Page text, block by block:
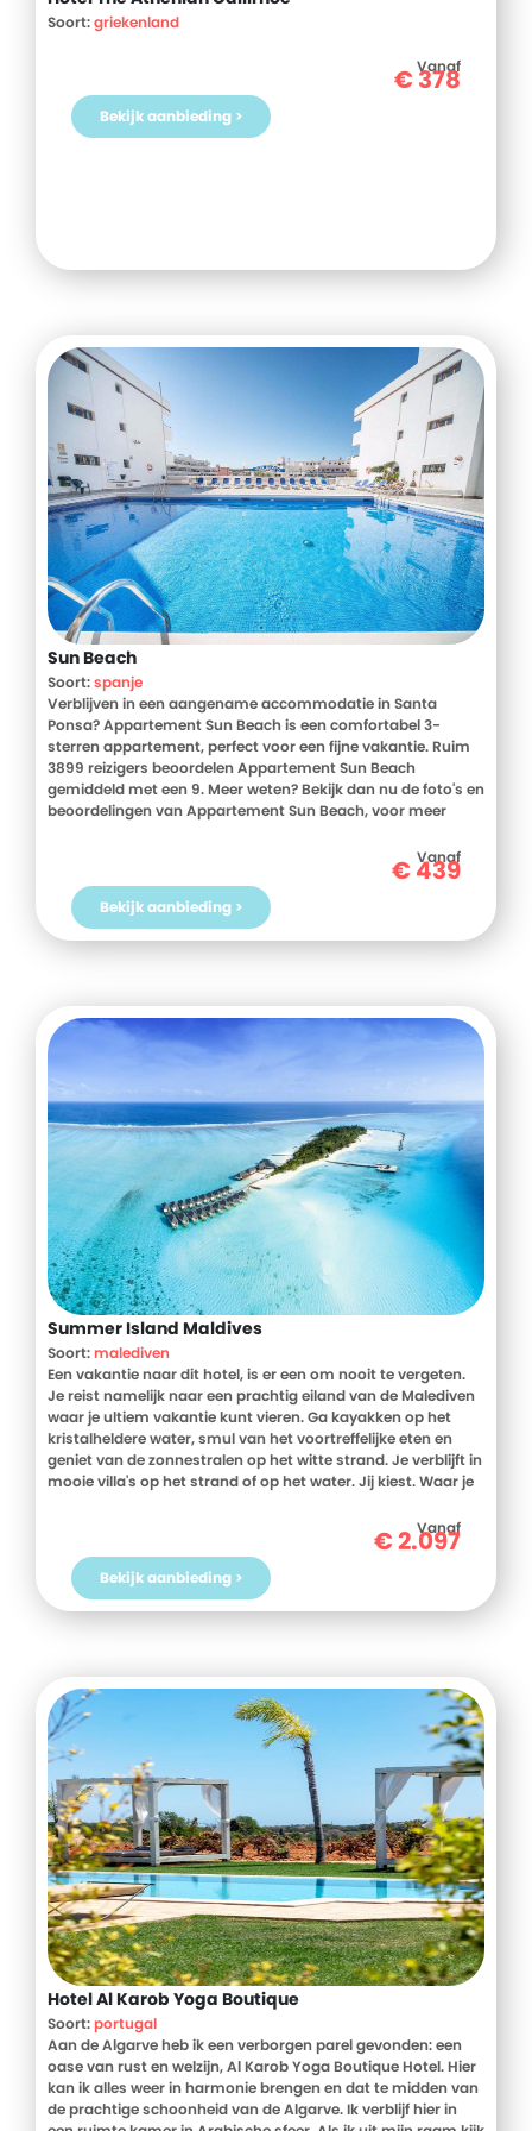
Soort:griekenland
Vanaf
€378
Bekijk aanbieding >
Sun Beach
Soort:spanje
Verblijven in een aangename accommodatie in Santa
Ponsa? Appartement Sun Beach is een comfortabel 3-
sterren appartement, perfect voor een fijne vakantie. Ruim
3899 reizigers beoordelen Appartement Sun Beach
gemiddeld met een 9. Meer weten? Bekijk dan nu de foto's en
beoordelingen van Appartement Sun Beach, voor meer
Boek jouw vakantie naar Appartement Sun Beach vandaag
Vanaf
€439
Bekijk aanbieding >
Summer Island Maldives
Soort:malediven
Een vakantie naar dit hotel, is er een om nooit te vergeten.
Je reist namelijk naar een prachtig eiland van de Malediven
waar je ultiem vakantie kunt vieren. Ga kayakken op het
kristalheldere water, smul van het voortreffelijke eten en
geniet van de zonnestralen op het witte strand. Je verblijft in
mooie villa's op het strand of op het water. Jij kiest. Waar je
de Malediven. Maak je klaar voor een paradijselijke vakantie.
Vanaf
€2.097
Bekijk aanbieding >
Hotel Al Karob Yoga Boutique
Soort:portugal
Aan de Algarve heb ik een verborgen parel gevonden: een
oase van rust en welzijn, Al Karob Yoga Boutique Hotel. Hier
kan ik alles weer in harmonie brengen en dat te midden van
de prachtige schoonheid van de Algarve. Ik verblijf hier in